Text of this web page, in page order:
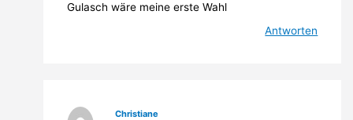
Gulasch wäre meine erste Wahl
Antworten
Christiane